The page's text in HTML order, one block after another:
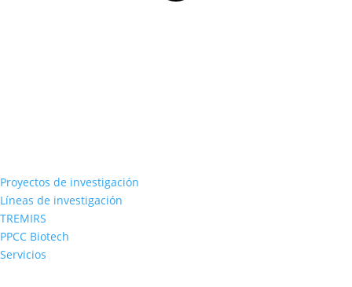
Proyectos de investigación
Líneas de investigación
TREMIRS
PPCC Biotech
Servicios